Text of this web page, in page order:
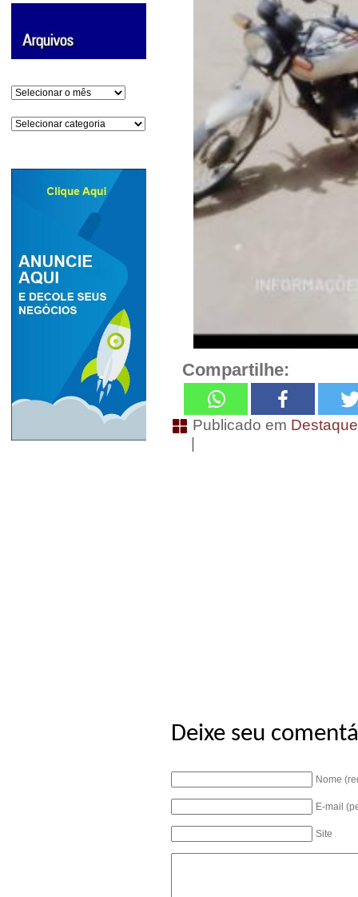
Arquivos
Categorias
Compartilhe:
Publicado em
|
Deixe seu
Nome
E-mail
Site